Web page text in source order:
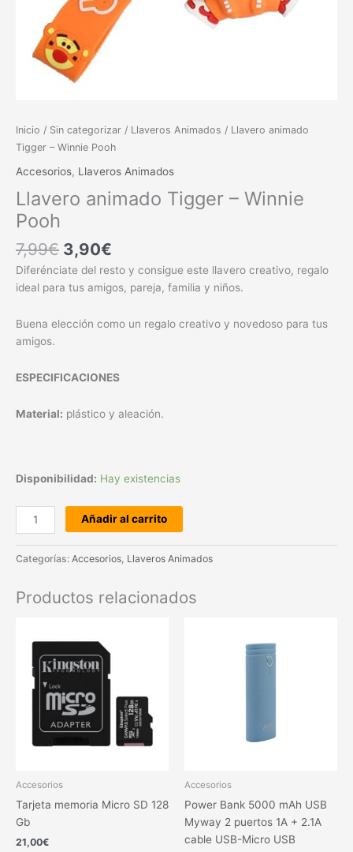
Inicio / Sin categorizar / Llaveros Animados / Llavero animado
Tigger – Winnie Pooh
Accesorios, Llaveros Animados
Llavero animado Tigger – Winnie
Pooh
7,99€ 3,90€
Diferénciate del resto y consigue este llavero creativo, regalo
ideal para tus amigos, pareja, familia y niños.
Buena elección como un regalo creativo y novedoso para tus
amigos.
ESPECIFICACIONES
Material: plástico y aleación.
Disponibilidad: Hay existencias
Añadir al carrito
Categorías: Accesorios Llaveros Animados
Productos relacionados
Accesorios
Tarjeta memoria Micro SD 128
Gb
21,00€
Accesorios
Power Bank 5000 mAh USB
Myway 2 puertos 1A + 2.1A
cable USB-Micro USB